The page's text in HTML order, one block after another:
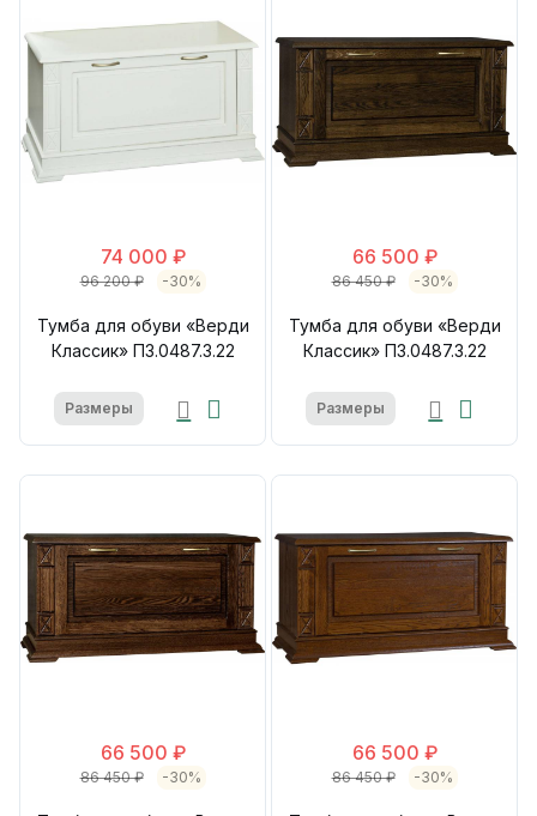
74 000 ₽
96 200 ₽ -30%
Тумба для обуви «Верди
Классик» П3.0487.3.22
Размеры
66 500 ₽
86 450 ₽ -30%
Тумба для обуви «Верди
Классик» П3.0487.3.22
Размеры
66 500 ₽
86 450 ₽ -30%
66 500 ₽
86 450 ₽ -30%